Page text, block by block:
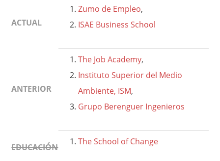
ACTUAL
Zumo de Empleo,
ISAE Business School
ANTERIOR
The Job Academy,
Instituto Superior del Medio
Ambiente, ISM,
Grupo Berenguer Ingenieros
EDUCACIÓN
The School of Change